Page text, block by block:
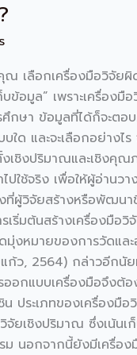
ณ เลือกเครื่องมือวิจั
บข้อมูล” เพราะเครื่อ
กษา ข้อมูลที่ได้ก็จะตอ
บบใด และจะเลือกอย่
ชิงปริมาณและเชิงคุณ
ช้จริง เพื่อให้ผู้อ่านวา
ผู้วิจัยสร้างหรือพัฒนา
เริ่มต้นสร้างเครื่องมื
งหมายของการวัดแล
ก้ว, 2564) กล่าวอีก
ออกแบบเครื่องมือจึง
น ประเภทของเครื่อง
ยเชิงปริมาณ ซึ่งเน้นเ
นอกจากนี้ยังมีเครื่องมื